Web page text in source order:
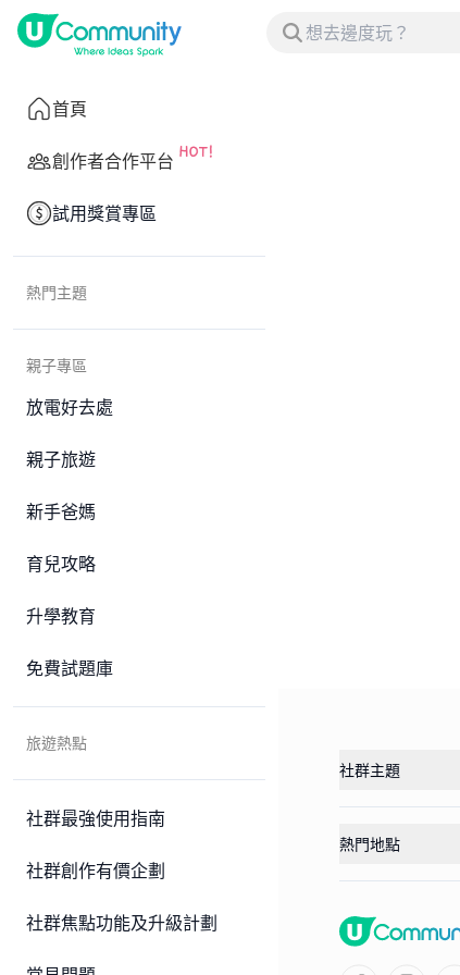
首頁
創作者合作平台
試用獎賞專區
熱門主題
親子專區
放電好去處
親子旅遊
新手爸媽
育兒攻略
升學教育
免費試題庫
旅遊熱點
社群最強使用指南
社群創作有價企劃
社群焦點功能及升級計劃
社群主題
熱門地點